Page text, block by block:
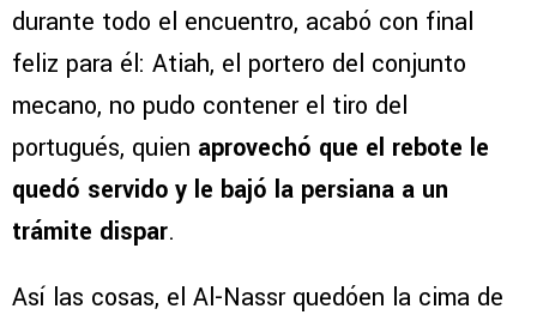
durante todo el encuentro, acabó con final
feliz para él: Atiah, el portero del conjunto
mecano, no pudo contener el tiro del
portugués, quien aprovechó que el rebote le
quedó servido y le bajó la persiana a un
trámite dispar.
Así las cosas, el Al-Nassr quedóen la cima de